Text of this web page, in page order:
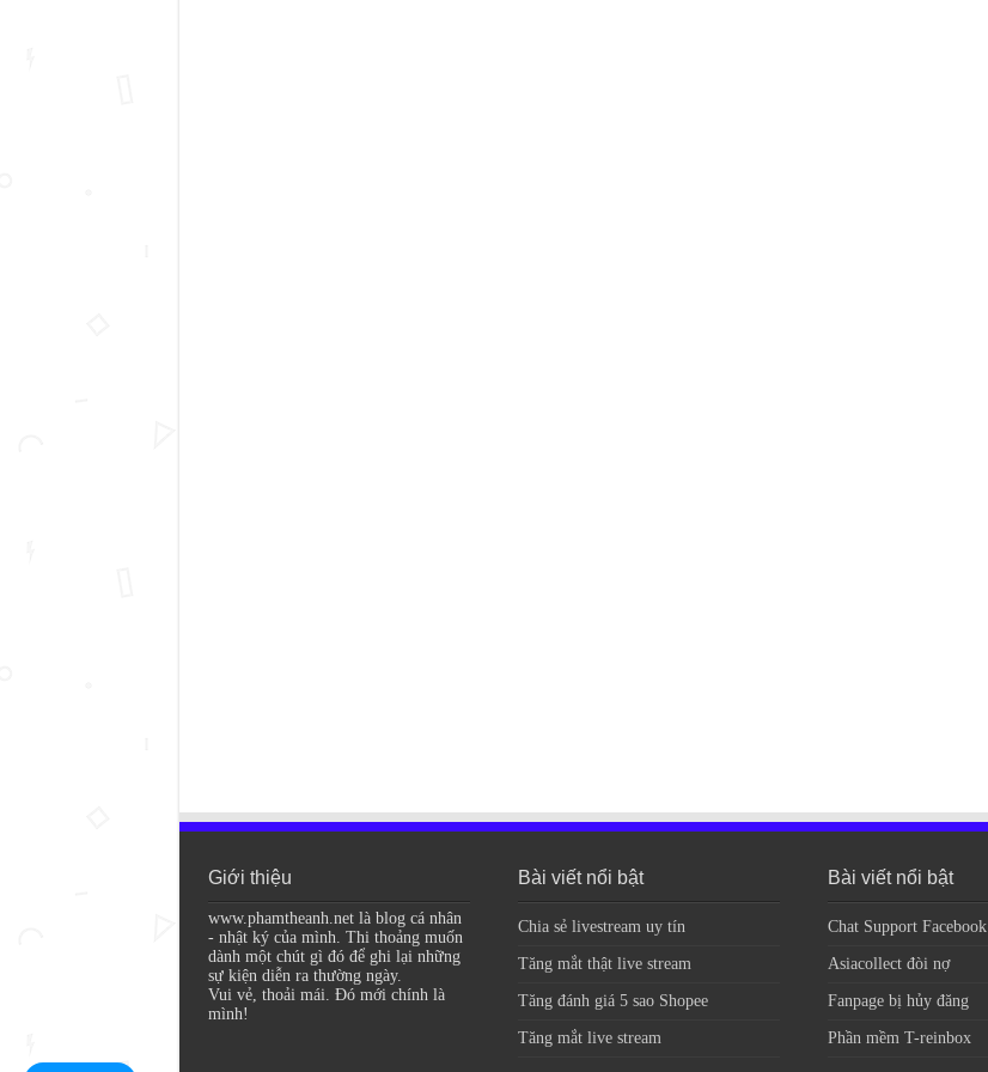
Giới thiệu
www.phamtheanh.net là blog cá nhân
- nhật ký của mình. Thi thoảng muốn
dành một chút gì đó để ghi lại những
sự kiện diễn ra thường ngày.
Vui vẻ, thoải mái. Đó mới chính là
mình!
Bài viết nổi bật
Chia sẻ livestream uy tín
Tăng mắt thật live stream
Tăng đánh giá 5 sao Shopee
Tăng mắt live stream
Bài viết nổi bật
Chat Support Facebook
Asiacollect đòi nợ
Fanpage bị hủy đăng
Phần mềm T-reinbox